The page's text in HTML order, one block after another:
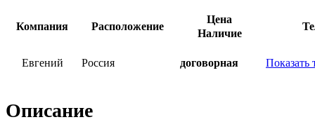
Компания Расположение
Цена
Наличие
Евгений Россия договорная Показать
Описание